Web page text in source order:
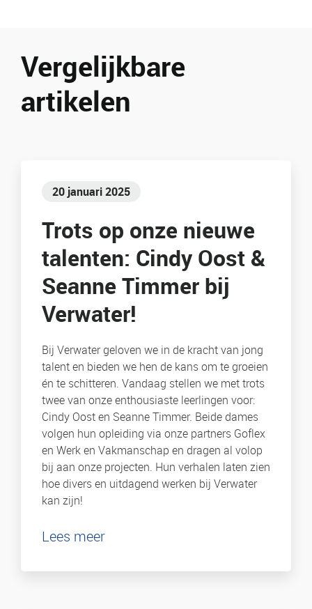
Vergelijkbare
artikelen
20 januari 2025
Trots op onze nieuwe
talenten: Cindy Oost &
Seanne Timmer bij
Verwater!
Bij Verwater geloven we in de kracht van jong
talent en bieden we hen de kans om te groeien
én te schitteren. Vandaag stellen we met trots
twee van onze enthousiaste leerlingen voor:
Cindy Oost en Seanne Timmer. Beide dames
volgen hun opleiding via onze partners Goflex
en Werk en Vakmanschap en dragen al volop
bij aan onze projecten. Hun verhalen laten zien
hoe divers en uitdagend werken bij Verwater
kan zijn!
Lees meer